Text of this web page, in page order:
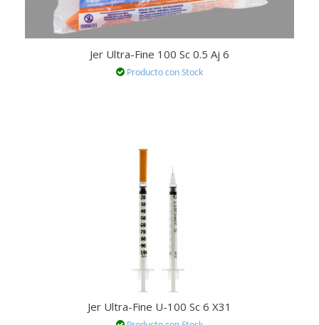
Jer Ultra-Fine 100 Sc 0.5 Aj 6
Producto con Stock
Jer Ultra-Fine U-100 Sc 6 X31